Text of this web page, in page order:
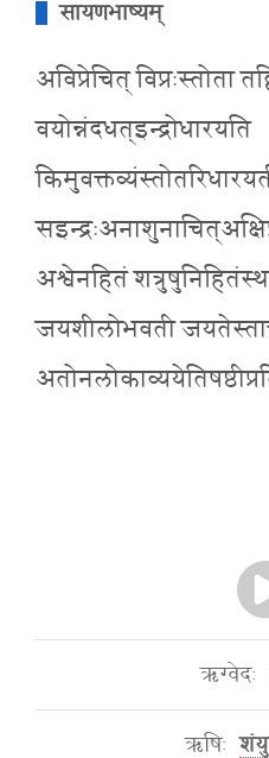
सायणभाष्यम्
अविप्रेचित् विप्रःस्तोता
वयोन्नंदधत्इन्द्रोधारयति
अश्वेनहितं
जयशीलोभवती
ऋग्वेदः
ऋषिः